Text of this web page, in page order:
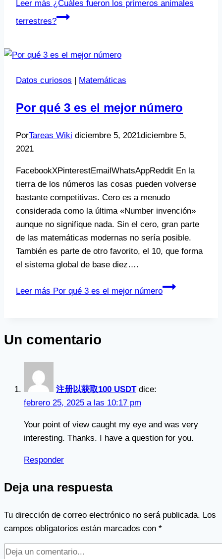
Leer más ¿Cuáles fueron los primeros animales
terrestres?
Datos curiosos | Matemáticas
Por qué 3 es el mejor número
PorTareas Wiki diciembre 5, 2021diciembre 5,
2021
FacebookXPinterestEmailWhatsAppReddit En la
tierra de los números las cosas pueden volverse
bastante competitivas. Cero es a menudo
considerada como la última «Number invención»
aunque no signifique nada. Sin el cero, gran parte
de las matemáticas modernas no sería posible.
También es parte de otro favorito, el 10, que forma
el sistema global de base diez….
Leer más Por qué 3 es el mejor número
Un comentario
注册以获取100 USDT dice:
febrero 25, 2025 a las 10:17 pm
Your point of view caught my eye and was very
interesting. Thanks. I have a question for you.
Responder
Deja una respuesta
Tu dirección de correo electrónico no será publicada. Los
campos obligatorios están marcados con *